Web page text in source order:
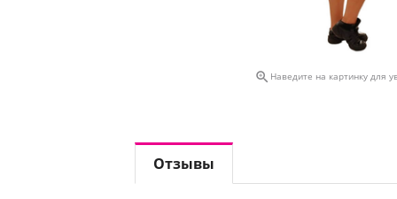
 Наведите на картинку для
Отзывы